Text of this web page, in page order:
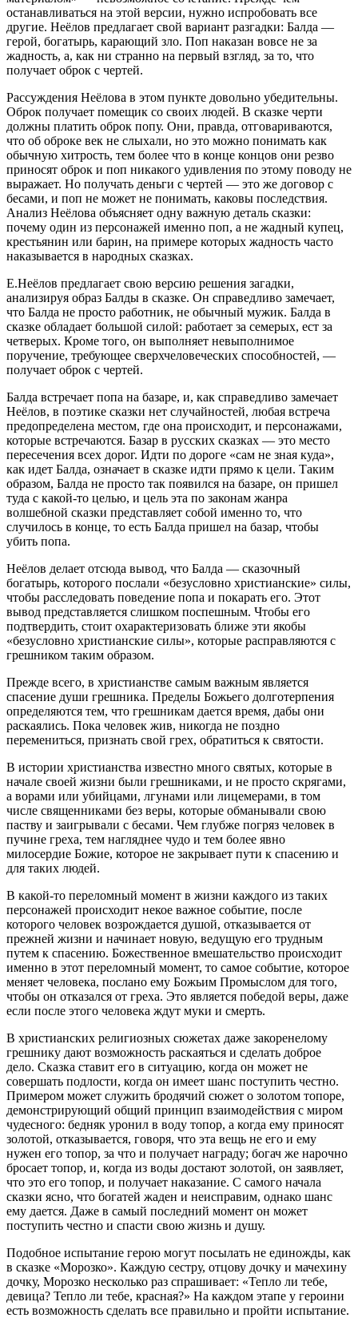
останавливаться на этой версии, нужно испробовать все
другие. Неёлов предлагает свой вариант разгадки: Балда —
герой, богатырь, карающий зло. Поп наказан вовсе не за
жадность, а, как ни странно на первый взгляд, за то, что
получает оброк с чертей.
Рассуждения Неёлова в этом пункте довольно убедительны.
Оброк получает помещик со своих людей. В сказке черти
должны платить оброк попу. Они, правда, отговариваются,
что об оброке век не слыхали, но это можно понимать как
обычную хитрость, тем более что в конце концов они резво
приносят оброк и поп никакого удивления по этому поводу не
выражает. Но получать деньги с чертей — это же договор с
бесами, и поп не может не понимать, каковы последствия.
Анализ Неёлова объясняет одну важную деталь сказки:
почему один из персонажей именно поп, а не жадный купец,
крестьянин или барин, на примере которых жадность часто
наказывается в народных сказках.
Е.Неёлов предлагает свою версию решения загадки,
анализируя образ Балды в сказке. Он справедливо замечает,
что Балда не просто работник, не обычный мужик. Балда в
сказке обладает большой силой: работает за семерых, ест за
четверых. Кроме того, он выполняет невыполнимое
поручение, требующее сверхчеловеческих способностей, —
получает оброк с чертей.
Балда встречает попа на базаре, и, как справедливо замечает
Неёлов, в поэтике сказки нет случайностей, любая встреча
предопределена местом, где она происходит, и персонажами,
которые встречаются. Базар в русских сказках — это место
пересечения всех дорог. Идти по дороге «сам не зная куда»,
как идет Балда, означает в сказке идти прямо к цели. Таким
образом, Балда не просто так появился на базаре, он пришел
туда с какой-то целью, и цель эта по законам жанра
волшебной сказки представляет собой именно то, что
случилось в конце, то есть Балда пришел на базар, чтобы
убить попа.
Неёлов делает отсюда вывод, что Балда — сказочный
богатырь, которого послали «безусловно христианские» силы,
чтобы расследовать поведение попа и покарать его. Этот
вывод представляется слишком поспешным. Чтобы его
подтвердить, стоит охарактеризовать ближе эти якобы
«безусловно христианские силы», которые расправляются с
грешником таким образом.
Прежде всего, в христианстве самым важным является
спасение души грешника. Пределы Божьего долготерпения
определяются тем, что грешникам дается время, дабы они
раскаялись. Пока человек жив, никогда не поздно
перемениться, признать свой грех, обратиться к святости.
В истории христианства известно много святых, которые в
начале своей жизни были грешниками, и не просто скрягами,
а ворами или убийцами, лгунами или лицемерами, в том
числе священниками без веры, которые обманывали свою
паству и заигрывали с бесами. Чем глубже погряз человек в
пучине греха, тем нагляднее чудо и тем более явно
милосердие Божие, которое не закрывает пути к спасению и
для таких людей.
В какой-то переломный момент в жизни каждого из таких
персонажей происходит некое важное событие, после
которого человек возрождается душой, отказывается от
прежней жизни и начинает новую, ведущую его трудным
путем к спасению. Божественное вмешательство происходит
именно в этот переломный момент, то самое событие, которое
меняет человека, послано ему Божьим Промыслом для того,
чтобы он отказался от греха. Это является победой веры, даже
если после этого человека ждут муки и смерть.
В христианских религиозных сюжетах даже закоренелому
грешнику дают возможность раскаяться и сделать доброе
дело. Сказка ставит его в ситуацию, когда он может не
совершать подлости, когда он имеет шанс поступить честно.
Примером может служить бродячий сюжет о золотом топоре,
демонстрирующий общий принцип взаимодействия с миром
чудесного: бедняк уронил в воду топор, а когда ему приносят
золотой, отказывается, говоря, что эта вещь не его и ему
нужен его топор, за что и получает награду; богач же нарочно
бросает топор, и, когда из воды достают золотой, он заявляет,
что это его топор, и получает наказание. С самого начала
сказки ясно, что богатей жаден и неисправим, однако шанс
ему дается. Даже в самый последний момент он может
поступить честно и спасти свою жизнь и душу.
Подобное испытание герою могут посылать не единожды, как
в сказке «Морозко». Каждую сестру, отцову дочку и мачехину
дочку, Морозко несколько раз спрашивает: «Тепло ли тебе,
девица? Тепло ли тебе, красная?» На каждом этапе у героини
есть возможность сделать все правильно и пройти испытание.